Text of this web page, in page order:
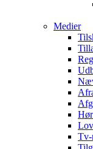
Medier
Tv-